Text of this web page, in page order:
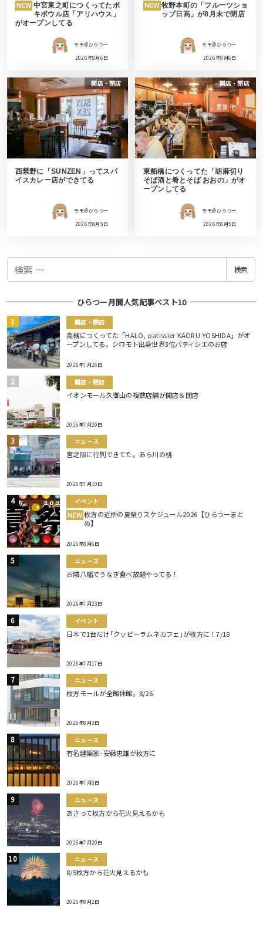
NEW 中宮東之町につくってたポ
キボウル店「アリハウス」
がオープンしてる
モモ＠ひらつー
2026年8月6日
NEW 牧野本町の「フルーツショ
ップ日高」が8月末で閉店
モモ＠ひらつー
2026年8月6日
開店・閉店
西禁野に「SUNZEN」ってスパ
イスカレー店ができてる
モモ＠ひらつー
2026年8月5日
開店・閉店
東船橋につくってた「胡麻切り
そば酒と肴とそば おおの」がオ
ープンしてる
モモ＠ひらつー
2026年8月5日
検
検索
ひらつー月間人気記事ベスト10
開店・閉店
高槻につくってた「HALO, patissier KAORU YOSHIDA」がオ
ープンしてる。シロモト出身世界3位パティシエのお店
2026年7月26日
開店・閉店
イオンモール久御山の複数店舗が開店＆閉店
2026年7月29日
ニュース
宮之阪に行列できてた。あら川の桃
2026年7月10日
イベント
NEW 枚方の近所の夏祭りスケジュール2026【ひらつーまと
め】
2026年8月6日
ニュース
お隣八幡でうなぎ食べ放題やってる！
2026年7月23日
イベント
日本で1台だけ｢クッピーラムネカフェ｣が枚方に！7/18
2026年7月17日
ニュース
枚方モールが全館休館。8/26
2026年8月3日
ニュース
有名建築家･安藤忠雄が枚方に
2026年7月8日
ニュース
あさって枚方から花火見えるかも
2026年7月20日
ニュース
8/5枚方から花火見えるかも
2026年8月2日